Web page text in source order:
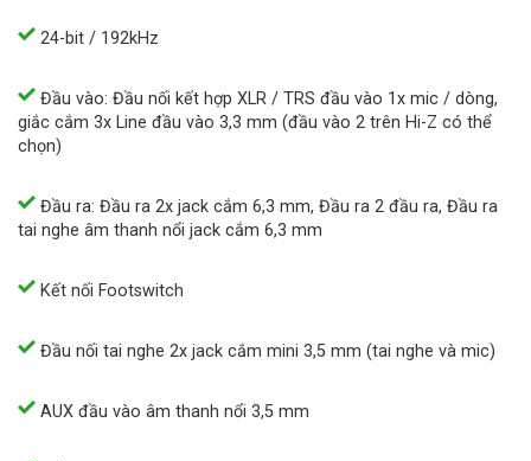
24-bit / 192kHz
Đầu vào: Đầu nối kết hợp XLR / TRS đầu vào 1x mic / dòng,
giắc cắm 3x Line đầu vào 3,3 mm (đầu vào 2 trên Hi-Z có thể
chọn)
Đầu ra: Đầu ra 2x jack cắm 6,3 mm, Đầu ra 2 đầu ra, Đầu ra
tai nghe âm thanh nổi jack cắm 6,3 mm
Kết nối Footswitch
Đầu nối tai nghe 2x jack cắm mini 3,5 mm (tai nghe và mic)
AUX đầu vào âm thanh nổi 3,5 mm